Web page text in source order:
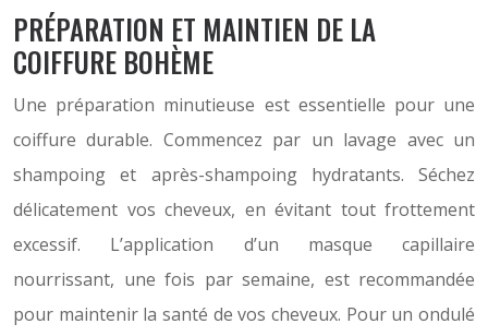
PRÉPARATION ET MAINTIEN DE LA
COIFFURE BOHÈME
Une préparation minutieuse est essentielle pour une
coiffure durable. Commencez par un lavage avec un
shampoing et après-shampoing hydratants. Séchez
délicatement vos cheveux, en évitant tout frottement
excessif. L’application d’un masque capillaire
nourrissant, une fois par semaine, est recommandée
pour maintenir la santé de vos cheveux. Pour un ondulé